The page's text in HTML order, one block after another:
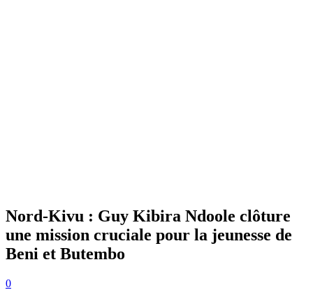
Nord-Kivu : Guy Kibira Ndoole clôture
une mission cruciale pour la jeunesse de
Beni et Butembo
0